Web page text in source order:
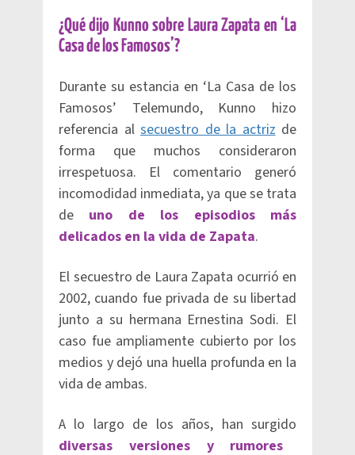
¿Qué dijo Kunno sobre Laura Zapata en ‘La
Casa de los Famosos’?
Durante su estancia en ‘La Casa de los
Famosos’ Telemundo, Kunno hizo
referencia al secuestro de la actrizde
forma que muchos consideraron
irrespetuosa. El comentario generó
incomodidad inmediata, ya que se trata
de uno de los episodios más
delicados en la vida de Zapata.
El secuestro de Laura Zapata ocurrió en
2002, cuando fue privada de su libertad
junto a su hermana Ernestina Sodi. El
caso fue ampliamente cubierto por los
medios y dejó una huella profunda en la
vida de ambas.
A lo largo de los años, han surgido
diversas versiones y rumores